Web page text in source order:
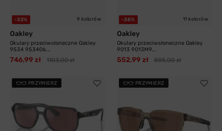
-32% 9 kolorów
Oakley
Okulary przeciwsłoneczne Oakley
9534 953406...
746,99 zł 1103,00 zł
-38% 11 kolorów
Oakley
Okulary przeciwsłoneczne Oakley
9013 9013M9...
552,99 zł 885,00 zł
PRZYMIERZ PRZYMIERZ